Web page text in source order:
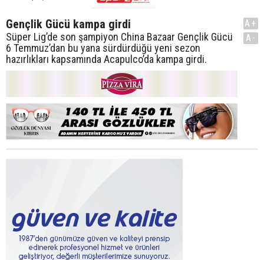
Gençlik Gücü kampa girdi
Süper Lig’de son şampiyon China Bazaar Gençlik Gücü
6 Temmuz’dan bu yana sürdürdüğü yeni sezon
hazırlıkları kapsamında Acapulco’da kampa girdi.
A+
A-